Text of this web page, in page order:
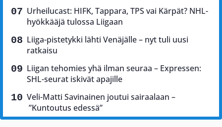
Urheilucast: HIFK, Tappara, TPS vai Kärpät? NHL-
hyökkääjä tulossa Liigaan
Liiga-pistetykki lähti Venäjälle – nyt tuli uusi
ratkaisu
Liigan tehomies yhä ilman seuraa – Expressen:
SHL-seurat iskivät apajille
Veli-Matti Savinainen joutui sairaalaan –
”Kuntoutus edessä”